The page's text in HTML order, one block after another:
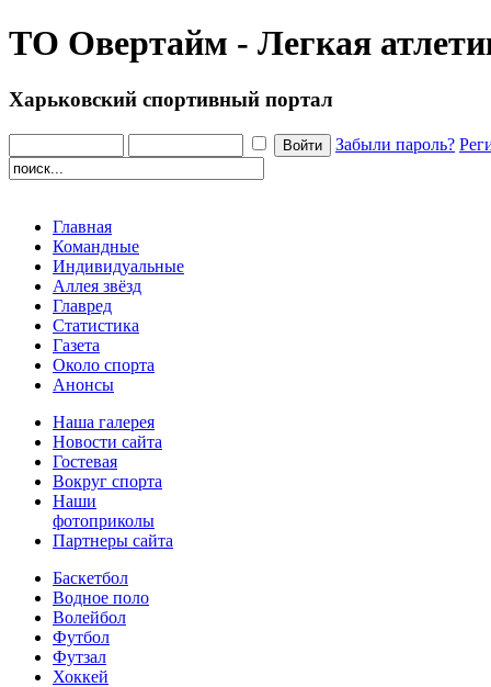
ТО Овертайм - Легкая
Харьковский спортивный портал
Забыли пароль?
Главная
Командные
Индивидуальные
Аллея звёзд
Главред
Статистика
Газета
Около спорта
Анонсы
Наша галерея
Новости сайта
Гостевая
Вокруг спорта
Наши
фотоприколы
Партнеры сайта
Баскетбол
Водное поло
Волейбол
Футбол
Футзал
Хоккей